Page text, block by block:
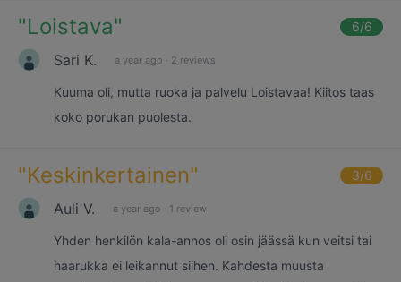
"Loistava" 6/6
Sari K. a year ago · 2 reviews
Kuuma oli, mutta ruoka ja palvelu Loistavaa! Kiitos taas
koko porukan puolesta.
"Keskinkertainen" 3/6
Auli V. a year ago · 1 review
Yhden henkilön kala-annos oli osin jäässä kun veitsi tai
haarukka ei leikannut siihen. Kahdesta muusta